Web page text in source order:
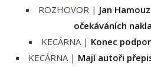
ROZHOVOR | Jan
očekáváních
KECÁRNA | Konec
KECÁRNA | Mají autoři